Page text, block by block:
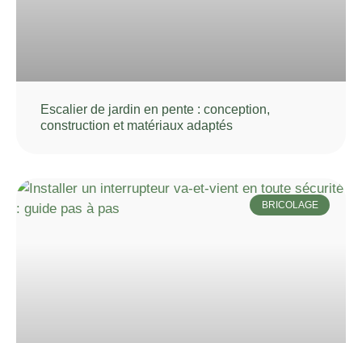
Escalier de jardin en pente : conception,
construction et matériaux adaptés
BRICOLAGE